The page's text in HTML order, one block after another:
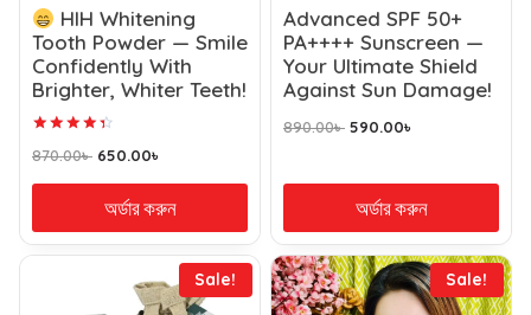
HIH Whitening
Tooth Powder — Smile
Confidently With
Brighter, Whiter Teeth!
4.45
870.00৳ 650.00৳
অর্ডার করুন
Advanced SPF 50+
PA++++ Sunscreen —
Your Ultimate Shield
Against Sun Damage!
890.00৳ 590.00৳
অর্ডার করুন
Sale! Sale!